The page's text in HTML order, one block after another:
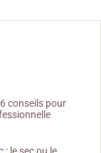
conseils pour